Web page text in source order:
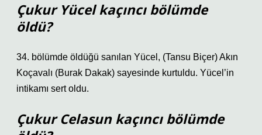
Çukur Yücel kaçıncı bölümde
öldü?
34. bölümde öldüğü sanılan Yücel, (Tansu Biçer) Akın
Koçavalı (Burak Dakak) sayesinde kurtuldu. Yücel’in
intikamı sert oldu.
Çukur Celasun kaçıncı bölümde